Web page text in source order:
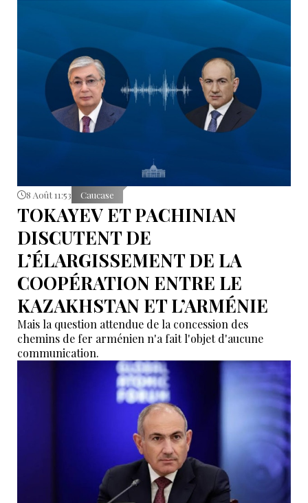
8 Août 11:53 Caucase
TOKAYEV ET PACHINIAN
DISCUTENT DE
L’ÉLARGISSEMENT DE LA
COOPÉRATION ENTRE LE
KAZAKHSTAN ET L’ARMÉNIE
Mais la question attendue de la concession des
chemins de fer arménien n'a fait l'objet d'aucune
communication.